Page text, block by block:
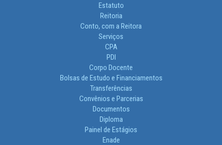
Estatuto
Reitoria
Conto, com a Reitora
Serviços
CPA
PDI
Corpo Docente
Bolsas de Estudo e Financiamentos
Transferências
Convênios e Parcerias
Documentos
Diploma
Painel de Estágios
Enade